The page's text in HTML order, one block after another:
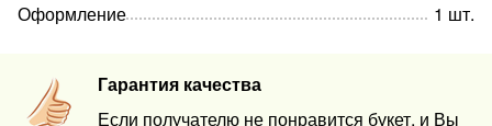
Гарантия качества
Если получателю не понравится букет, и Вы
Оформление
1 шт.